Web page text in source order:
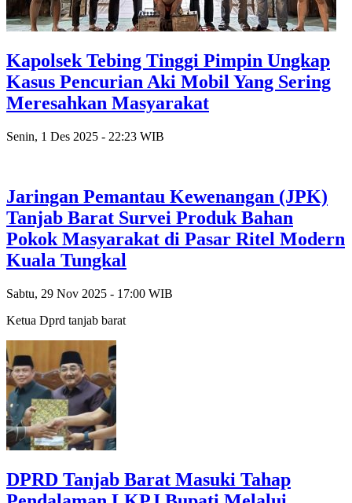
Kapolsek Tebing Tinggi Pimpin Ungkap
Kasus Pencurian Aki Mobil Yang Sering
Meresahkan Masyarakat
Senin, 1 Des 2025 - 22:23 WIB
Jaringan Pemantau Kewenangan (JPK)
Tanjab Barat Survei Produk Bahan
Pokok Masyarakat di Pasar Ritel Modern
Kuala Tungkal
Sabtu, 29 Nov 2025 - 17:00 WIB
Ketua Dprd tanjab barat
DPRD Tanjab Barat Masuki Tahap